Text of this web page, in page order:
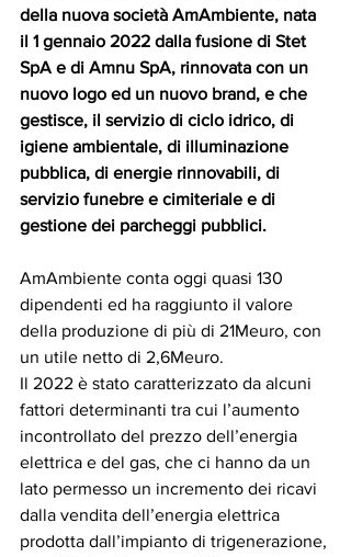
della nuova società AmAmbiente, nata
il 1 gennaio 2022 dalla fusione di Stet
SpA e di Amnu SpA, rinnovata con un
nuovo logo ed un nuovo brand, e che
gestisce, il servizio di ciclo idrico, di
igiene ambientale, di illuminazione
pubblica, di energie rinnovabili, di
servizio funebre e cimiteriale e di
gestione dei parcheggi pubblici.
AmAmbiente conta oggi quasi 130
dipendenti ed ha raggiunto il valore
della produzione di più di 21Meuro, con
un utile netto di 2,6Meuro.
Il 2022 è stato caratterizzato da alcuni
fattori determinanti tra cui l’aumento
incontrollato del prezzo dell’energia
elettrica e del gas, che ci hanno da un
lato permesso un incremento dei ricavi
dalla vendita dell’energia elettrica
prodotta dall’impianto di trigenerazione,